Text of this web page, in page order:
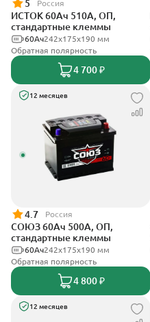
5 Россия
ИСТОК 60Ач 510А, ОП,
стандартные клеммы
242x175x190 мм
60Ач
Обратная полярность
4 700 ₽
12 месяцев
4.7 Россия
СОЮЗ 60Ач 500А, ОП,
стандартные клеммы
242x175x190 мм
60Ач
Обратная полярность
4 800 ₽
12 месяцев